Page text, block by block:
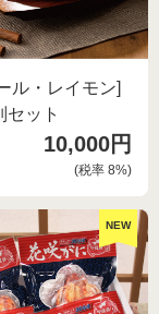
ル・レイモン]
セット
10,000円
(税率 8%)
NEW